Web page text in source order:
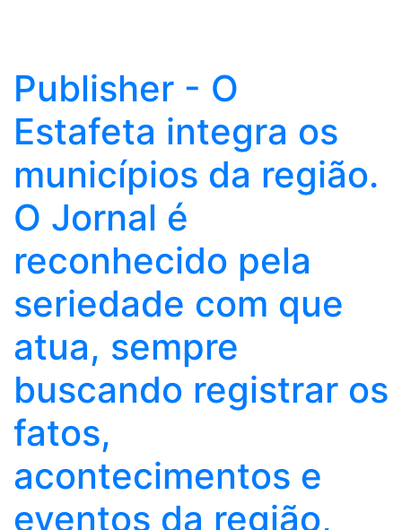
Publisher - O
Estafeta integra os
municípios da região.
O Jornal é
reconhecido pela
seriedade com que
atua, sempre
buscando registrar os
fatos,
acontecimentos e
eventos da região,